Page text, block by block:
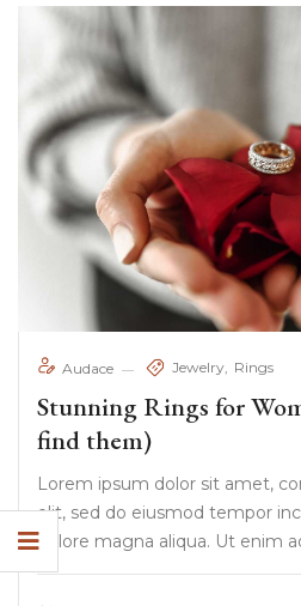
Audace Jewelry Rings
Stunning Rings for
find them)
Lorem ipsum dolor sit amet,
elit, sed do eiusmod tempor
dolore magna aliqua. Ut enim
nostrud exercitation ullamco